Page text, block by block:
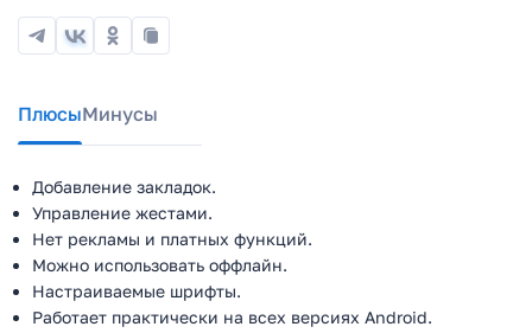
ПлюсыМинусы
Добавление закладок.
Управление жестами.
Нет рекламы и платных функций.
Можно использовать оффлайн.
Настраиваемые шрифты.
Работает практически на всех версиях Android.